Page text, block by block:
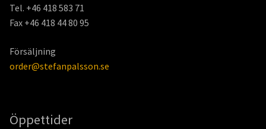
Tel. +46 418 583 71
Fax +46 418 44 80 95
Försäljning
order@stefanpalsson.se
Öppettider